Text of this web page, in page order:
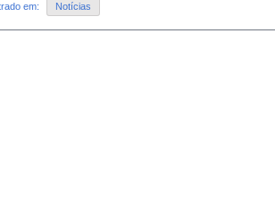
em: Notícias